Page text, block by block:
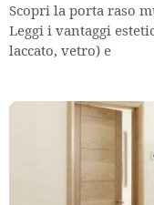
Scopri la porta raso
Leggi i vantaggi
laccato, vetro) e